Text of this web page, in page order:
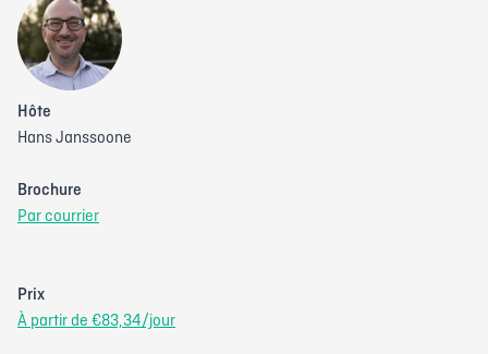
Hôte
Hans Janssoone
Brochure
Par courrier
Prix
À partir de €83,34/jour